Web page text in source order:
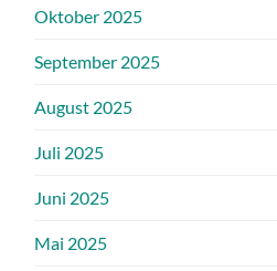
Oktober 2025
September 2025
August 2025
Juli 2025
Juni 2025
Mai 2025